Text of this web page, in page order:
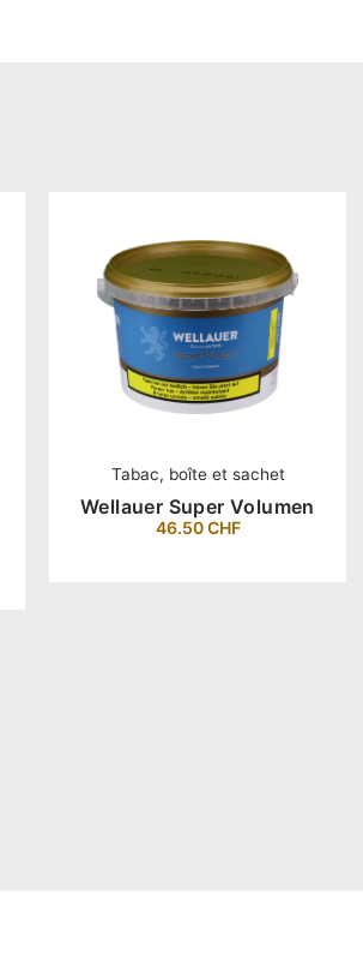
Tabac, boîte et sachet
Wellauer Super Volumen
46.50CHF